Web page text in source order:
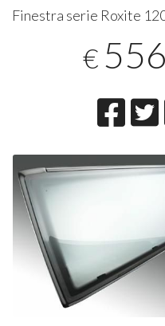
Finestra serie Roxite
€ 556